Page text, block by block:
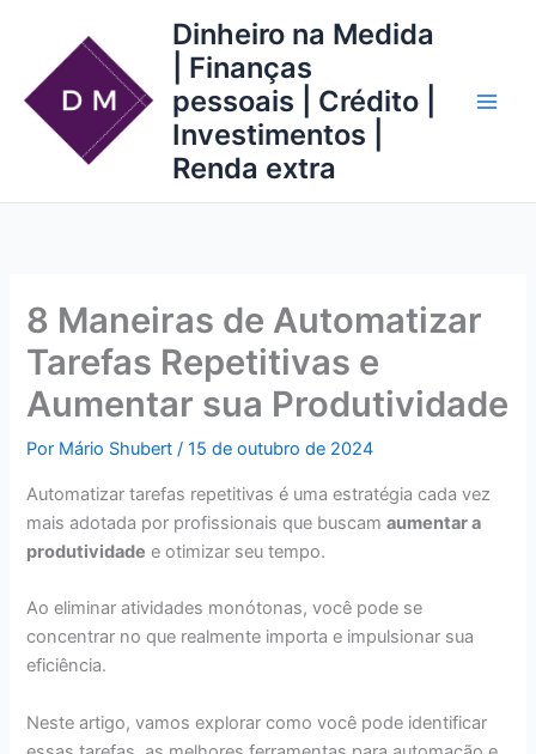
conteúdo
Dinheiro na Medida
| Finanças
pessoais | Crédito |
Investimentos |
Renda extra
8 Maneiras de Automatizar
Tarefas Repetitivas e
Aumentar sua Produtividade
Por Mário Shubert/15 de outubro de 2024
Automatizar tarefas repetitivas é uma estratégia cada vez
mais adotada por profissionais que buscamaumentar a
produtividade e otimizar seu tempo.
Ao eliminar atividades monótonas, você pode se
concentrar no que realmente importa e impulsionar sua
eficiência.
Neste artigo, vamos explorar como você pode identificar